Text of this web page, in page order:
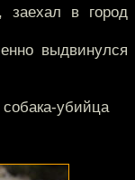
заехал в город
выдвинулся
убийца